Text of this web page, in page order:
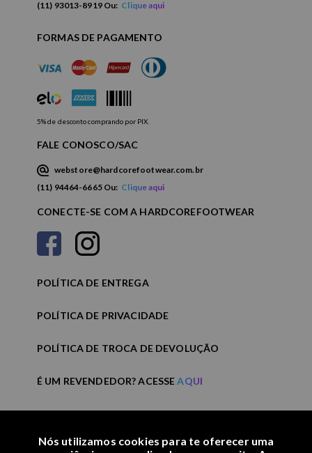
(11) 93013-8919 Ou: Clique aqui
FORMAS DE PAGAMENTO
5% de desconto comprando por PIX.
FALE CONOSCO/SAC
webstore@hardcorefootwear.com.br
(11) 94464-6665 Ou: Clique aqui
CONECTE-SE COM A HARDCOREFOOTWEAR
POLÍTICA DE ENTREGA
POLÍTICA DE PRIVACIDADE
POLÍTICA DE TROCA DE DEVOLUÇÃO
É UM REVENDEDOR? ACESSEAQUI
Nós utilizamos cookies para te oferecer uma